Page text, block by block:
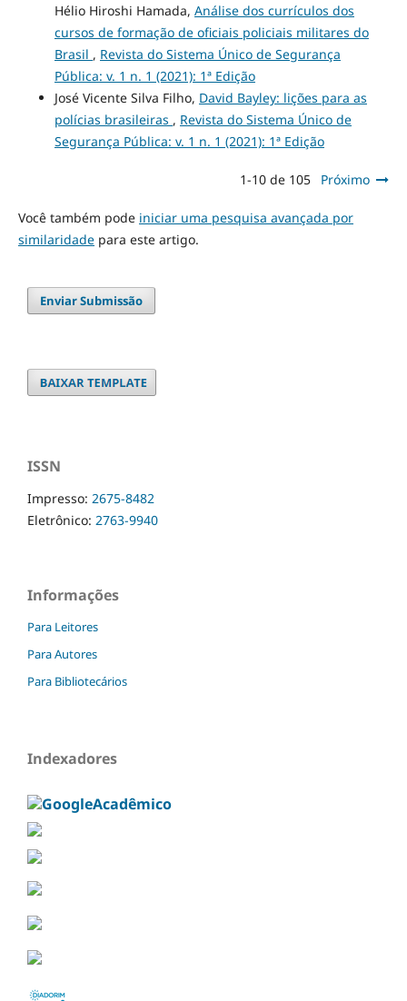
Hélio Hiroshi Hamada, Análise dos currículos dos
cursos de formação de oficiais policiais militares do
Brasil , Revista do Sistema Único de Segurança
Pública: v. 1 n. 1 (2021): 1ª Edição
José Vicente Silva Filho, David Bayley: lições para as
polícias brasileiras , Revista do Sistema Único de
Segurança Pública: v. 1 n. 1 (2021): 1ª Edição
1-10 de 105 Próximo
Você também pode iniciar uma pesquisa avançada por
similaridadepara este artigo.
Enviar Submissão
ISSN
Impresso: 2675-8482
Eletrônico: 2763-9940
Informações
Para Leitores
Para Autores
Para Bibliotecários
Indexadores